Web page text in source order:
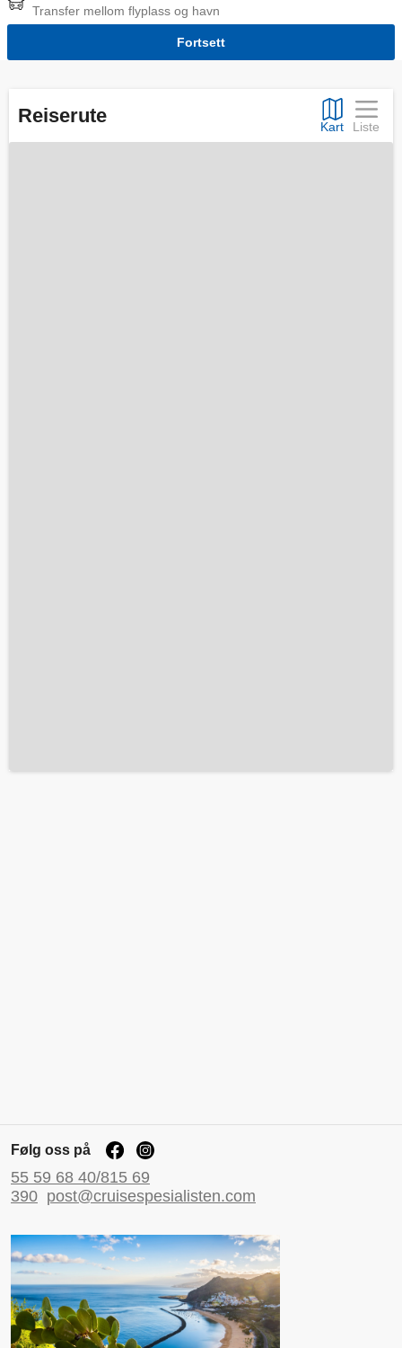
Transfer mellom flyplass og havn
Fortsett
Reiserute
Kart Liste
Følg oss på
55 59 68 40/815 69
390 post@cruisespesialisten.com